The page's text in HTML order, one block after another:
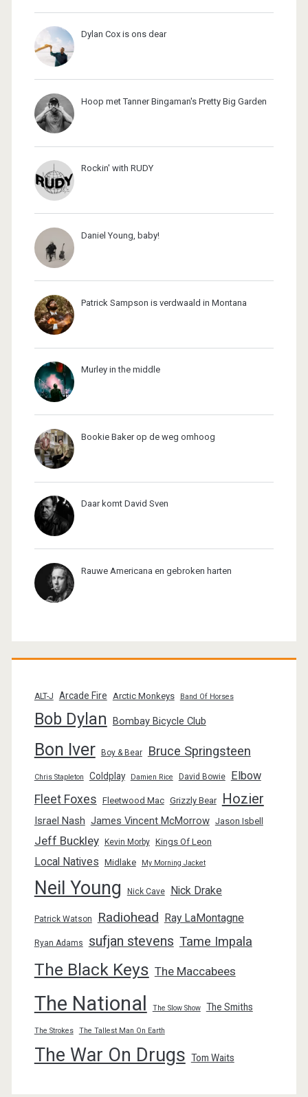
Dylan Cox is ons dear
Hoop met Tanner Bingaman's Pretty Big Garden
Rockin' with RUDY
Daniel Young, baby!
Patrick Sampson is verdwaald in Montana
Murley in the middle
Bookie Baker op de weg omhoog
Daar komt David Sven
Rauwe Americana en gebroken harten
ALT-J Arcade Fire Arctic Monkeys Band Of Horses
Bob Dylan Bombay Bicycle Club
Bon Iver Boy & Bear Bruce Springsteen
Chris Stapleton Coldplay Damien Rice David Bowie Elbow
Fleet Foxes Fleetwood Mac Grizzly Bear Hozier
Israel Nash James Vincent McMorrow Jason Isbell
Jeff Buckley Kevin Morby Kings Of Leon
Local Natives Midlake My Morning Jacket
Neil Young Nick Cave Nick Drake
Patrick Watson Radiohead Ray LaMontagne
Ryan Adams sufjan stevens Tame Impala
The Black Keys The Maccabees
The National The Slow Show The Smiths
The Strokes The Tallest Man On Earth
The War On Drugs Tom Waits